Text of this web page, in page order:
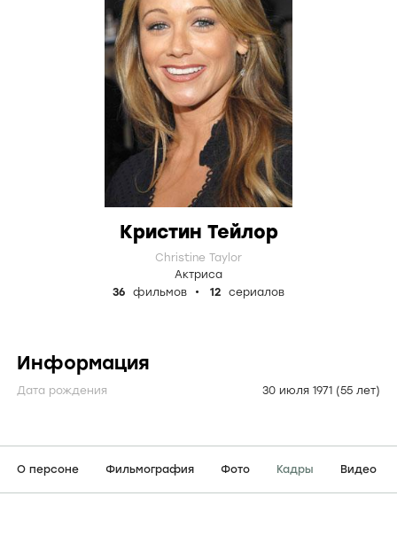
Кристин Тейлор
Christine Taylor
Актриса
36
фильмов 12 сериалов
Информация
Дата рождения 30 июля 1971 (55 лет)
О персоне Фильмография Фото Кадры Видео